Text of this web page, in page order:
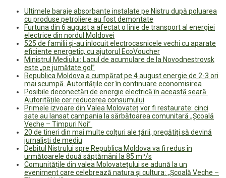
Ultimele baraje absorbante instalate pe Nistru după poluarea
cu produse petroliere au fost demontate
Furtuna din 6 august a afectat o linie de transport al energiei
electrice din nordul Moldovei
525 de familii și-au înlocuit electrocasnicele vechi cu aparate
eficiente energetic, cu ajutorul EcoVoucher
Ministrul Mediului: Lacul de acumulare de la Novodnestrovsk
este „pe jumătate gol”
Republica Moldova a cumpărat pe 4 august energie de 2-3 ori
mai scumpă. Autoritățile cer în continuare economisirea
Posibile deconectări de energie electrică în această seară.
Autoritățile cer reducerea consumului
Primele izvoare din Valea Molovateț vor fi restaurate: cinci
sate au lansat campania la sărbătoarea comunitară „Școală
Veche – Timpuri Noi”
20 de tineri din mai multe colțuri ale țării, pregătiți să devină
jurnaliști de mediu
Debitul Nistrului spre Republica Moldova va fi redus în
următoarele două săptămâni la 85 m³/s
Comunitățile din valea Molovatețului se adună la un
eveniment care celebrează natura și cultura: „Școală Veche –